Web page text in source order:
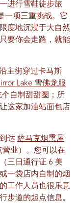
进行雪鞋徒步旅
一项三重挑战。它
度地沉浸于大自然
要你会走路，就能
主街穿过卡马斯
Lake 雪佛龙服
个自制甜甜圈；所
这家加油站面包店
达 萨马克烟熏屋
营业）。您可以在
三日通行证 6 美
一袋店内自制的烟
工作人员也很乐意
步道的起点信息。